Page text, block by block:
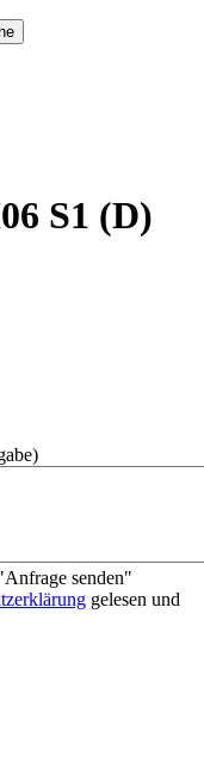
S1 (D)
senden"
gelesen und